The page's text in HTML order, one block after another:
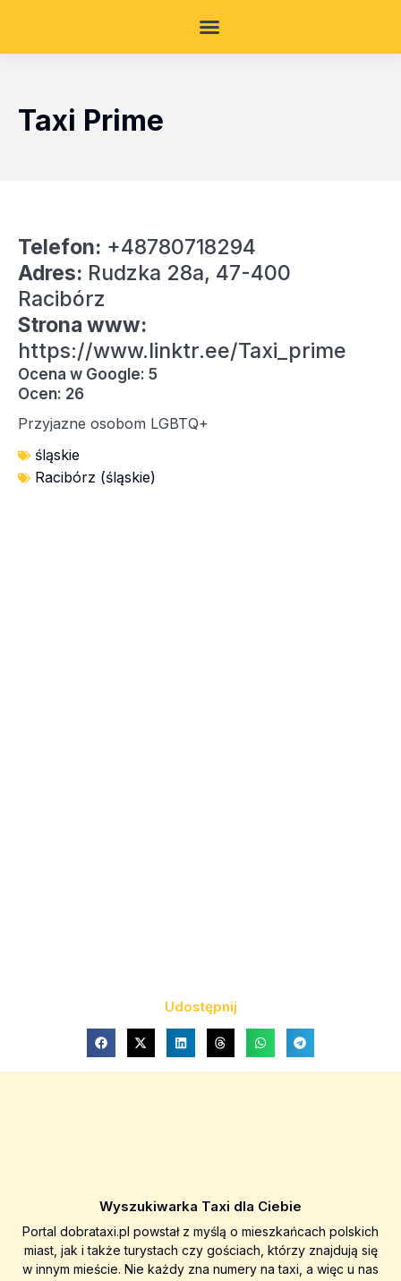
Taxi Prime
Telefon: +48780718294
Adres: Rudzka 28a, 47-400
Racibórz
Strona www:
https://www.linktr.ee/Taxi_prime
Ocena w Google: 5
Ocen: 26
Przyjazne osobom LGBTQ+
śląskie
Racibórz (śląskie)
Udostępnij
Wyszukiwarka Taxi dla Ciebie
Portal dobrataxi.pl powstał z myślą o mieszkańcach polskich
miast, jak i także turystach czy gościach, którzy znajdują się
w innym mieście. Nie każdy zna numery na taxi, a więc u nas